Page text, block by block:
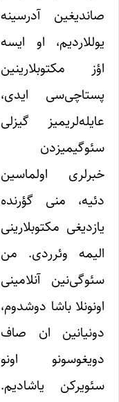
صاندیغین آدرسینه
یوللاردیم، او ایسه
اؤز مکتوبلارینین
پستاچی‌سی ایدی،
عایله‌لریمیز گیزلی
سئوگیمیزدن
خبرلری اولماسین
دئیه، منی گؤرنده
یازدیغی مکتوبلارینی
الیمه وئرردی. من
سئوگی‌نین آنلامینی
اونونلا باشا دوشدوم،
دونیانین ان صاف
دویغوسونو اونو
سئویرکن یاشادیم.